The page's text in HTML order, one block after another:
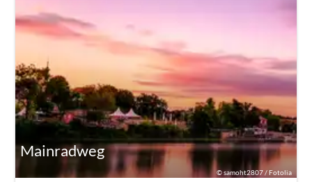
©samoht2807 / Fotolia
Mainradweg